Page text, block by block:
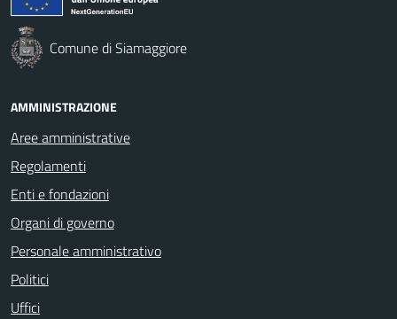
Comune di Siamaggiore
AMMINISTRAZIONE
Aree amministrative
Regolamenti
Enti e fondazioni
Organi di governo
Personale amministrativo
Politici
Uffici